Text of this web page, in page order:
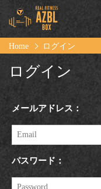
Home ログイン
ログイン
メールアドレス：
パスワード：